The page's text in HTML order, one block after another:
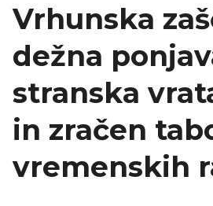
Vrhunska
dežna
stranska
in zračen
vremenskih